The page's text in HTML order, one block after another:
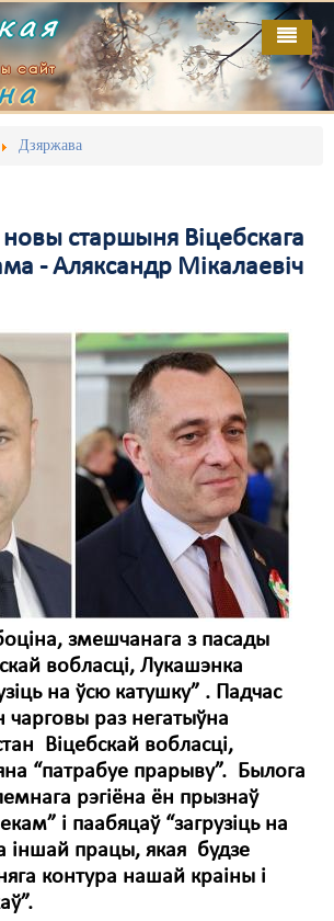
сайт
Дзяржава
старшыня Віцебскага
- Аляксандр Мікалаевіч
змешчанага з пасады
вобласці, Лукашэнка
на ўсю катушку” . Падчас
чарговы раз негатыўна
Віцебскай вобласці,
“патрабуе прарыву”. Былога
рэгіёна ён прызнаў
і паабяцаў “загрузіць на
іншай працы, якая будзе
контура нашай краіны і